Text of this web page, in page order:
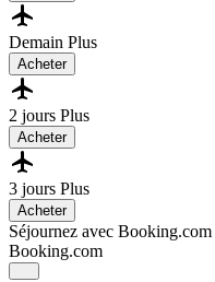
Demain Plus
Acheter
2 jours Plus
Acheter
3 jours Plus
Acheter
Séjournez avec Booking.com
Booking.com